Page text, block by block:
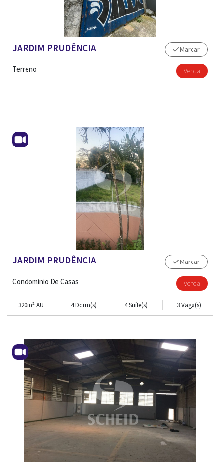
JARDIM PRUDÊNCIA
Terreno
Marcar
Venda
JARDIM PRUDÊNCIA
Condominio De Casas
Marcar
Venda
320m² AU 4 Dorm(s) 4 Suíte(s) 3 Vaga(s)